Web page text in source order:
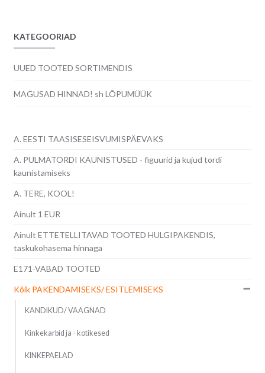
KATEGOORIAD
UUED TOOTED SORTIMENDIS
MAGUSAD HINNAD! sh LÕPUMÜÜK
A. EESTI TAASISESEISVUMISPÄEVAKS
A. PULMATORDI KAUNISTUSED - figuurid ja kujud tordi
kaunistamiseks
A. TERE, KOOL!
Ainult 1 EUR
Ainult ETTETELLITAVAD TOOTED HULGIPAKENDIS,
taskukohasema hinnaga
E171-VABAD TOOTED
Kõik PAKENDAMISEKS/ ESITLEMISEKS
KANDIKUD/ VAAGNAD
Kinkekarbid ja - kotikesed
KINKEPAELAD